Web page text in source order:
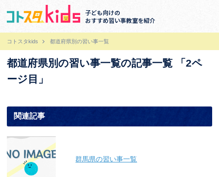
子ども向けの
おすすめ習い事教室を紹介
コトスタkids 都道府県別の習い事一覧
都道府県別の習い事一覧の記事一覧 「2ペ
ージ目」
関連記事
群馬県の習い事一覧